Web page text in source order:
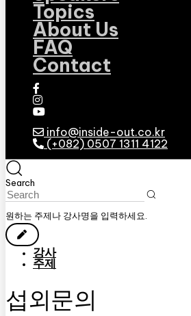
Topics
About Us
FAQ
Contact
info@inside-out.co.kr
(+082) 0507 1311 4122
Search
원하는 주제나 강사명을 입력하세요.
강사
주제
섭외문의